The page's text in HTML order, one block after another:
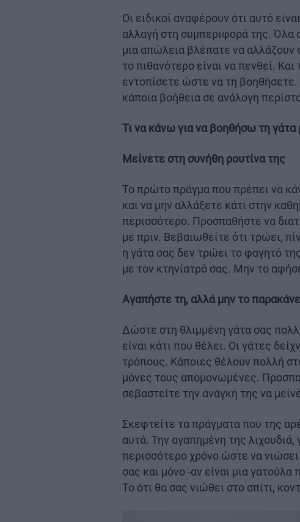
Οι ειδικοί αναφέρουν ότι αυτό
αλλαγή στη συμπεριφορά της.
μια απώλεια βλέπατε να αλλάζουν
το πιθανότερο είναι να πενθεί.
εντοπίσετε ώστε να τη βοηθήσετε.
κάποια βοήθεια σε ανάλογη
Τι να κάνω για να βοηθήσω τη γάτα
Μείνετε στη συνήθη ρουτίνα της
Το πρώτο πράγμα που πρέπει να
και να μην αλλάξετε κάτι στην
περισσότερο. Προσπαθήστε να
με πριν. Βεβαιωθείτε ότι τρώει,
η γάτα σας δεν τρώει το φαγητό
με τον κτηνίατρό σας. Μην το
Αγαπήστε τη, αλλά μην το
Δώστε στη θλιμμένη γάτα σας
είναι κάτι που θέλει. Οι γάτες
τρόπους. Κάποιες θέλουν πολλή
μόνες τους απομονωμένες.
σεβαστείτε την ανάγκη της να
Σκεφτείτε τα πράγματα που της
αυτά. Την αγαπημένη της
περισσότερο χρόνο ώστε να
σας και μόνο -αν είναι μια
Το ότι θα σας νιώθει στο σπίτι,